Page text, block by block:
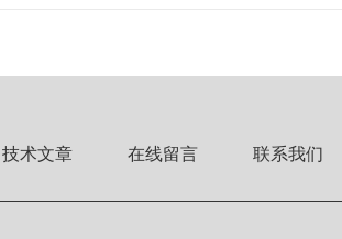
技术文章 在线留言 联系我们